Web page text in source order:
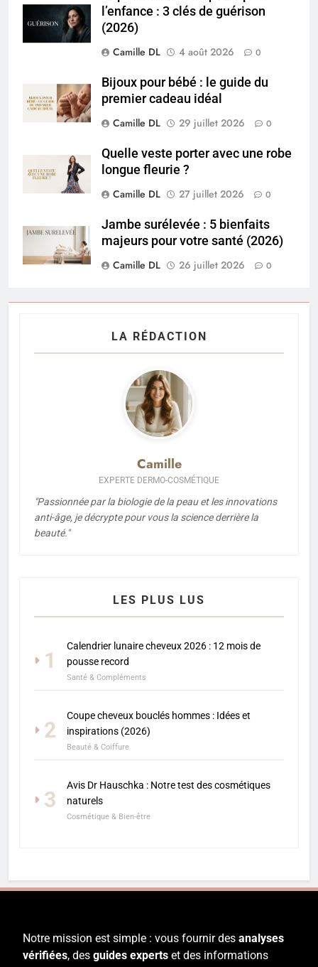
l’enfance : 3 clés de guérison
(2026)
Camille DL
4 août 2026 0
Bijoux pour bébé : le guide du
premier cadeau idéal
Camille DL
29 juillet 2026 0
Quelle veste porter avec une robe
longue fleurie ?
Camille DL
27 juillet 2026 0
Jambe surélevée : 5 bienfaits
majeurs pour votre santé (2026)
Camille DL
26 juillet 2026 0
LA RÉDACTION
Camille
EXPERTE DERMO-COSMÉTIQUE
"Passionnée par la biologie de la peau et les innovations
anti-âge, je décrypte pour vous la science derrière la
beauté."
LES PLUS LUS
1
Calendrier lunaire cheveux 2026 : 12 mois de
pousse record
Santé & Compléments
2
Coupe cheveux bouclés hommes : Idées et
inspirations (2026)
Beauté & Coiffure
3
Avis Dr Hauschka : Notre test des cosmétiques
naturels
Cosmétique & Bien-être
Notre mission est simple : vous fournir des analyses
vérifiées, des guides experts et des informations